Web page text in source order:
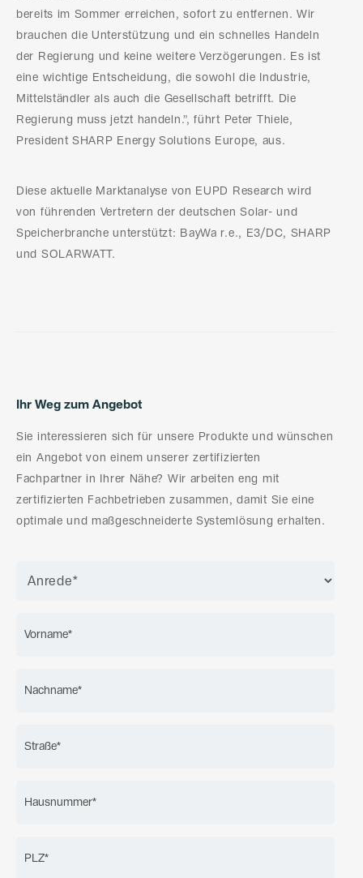
bereits im Sommer erreichen, sofort zu entfernen. Wir
brauchen die Unterstützung und ein schnelles Handeln
der Regierung und keine weitere Verzögerungen. Es ist
eine wichtige Entscheidung, die sowohl die Industrie,
Mittelständler als auch die Gesellschaft betrifft. Die
Regierung muss jetzt handeln.”, führt Peter Thiele,
President SHARP Energy Solutions Europe, aus.
Diese aktuelle Marktanalyse von EUPD Research wird
von führenden Vertretern der deutschen Solar- und
Speicherbranche unterstützt: BayWa r.e., E3/DC, SHARP
und SOLARWATT.
Ihr Weg zum Angebot
Sie interessieren sich für unsere Produkte und wünschen
ein Angebot von einem unserer zertifizierten
Fachpartner in Ihrer Nähe? Wir arbeiten eng mit
zertifizierten Fachbetrieben zusammen, damit Sie eine
optimale und maßgeschneiderte Systemlösung erhalten.